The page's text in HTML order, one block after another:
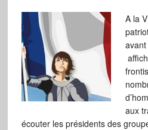
A la
avant
aux
écouter les présidents des